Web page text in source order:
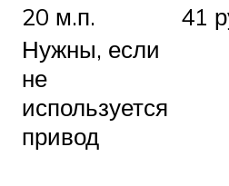
20 м.п. 41
Нужны, если
не
используется
привод